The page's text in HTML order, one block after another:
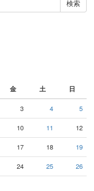
金 土 日
3 4 5
10 11 12
17 18 19
24 25 26